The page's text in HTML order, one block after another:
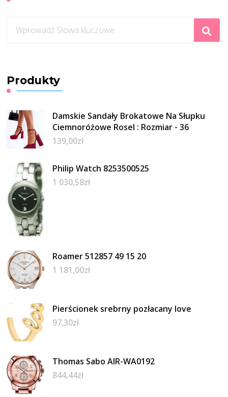
czegoś?
Produkty
Damskie Sandały Brokatowe Na Słupku
Ciemnoróżowe Rosel : Rozmiar - 36
139,00zł
Philip Watch 8253500525
1 030,58zł
Roamer 512857 49 15 20
1 181,00zł
Pierścionek srebrny pozłacany love
97,30zł
Thomas Sabo AIR-WA0192
844,44zł